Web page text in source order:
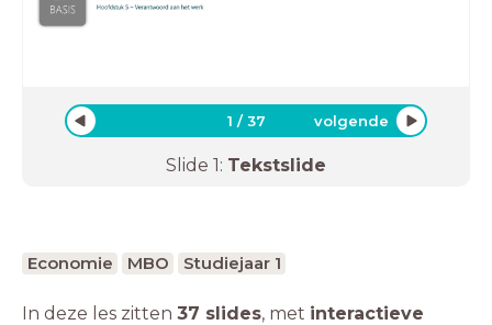
1 /37 volgende
Slide 1: Tekstslide
Economie MBO Studiejaar 1
In deze les zitten 37 slides, met interactieve